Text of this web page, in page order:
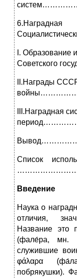
I. Образование
Советского
II.Награды
III.Наградная
Список
Введение
Наука о
отличия,
Название это
(фале́ра, мн.
служившие
φάλαρα
побрякушки).